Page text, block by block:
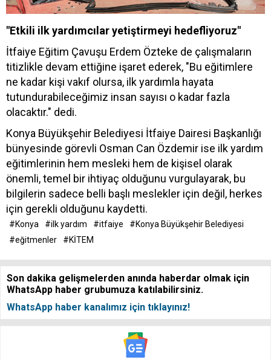
"Etkili ilk yardımcılar yetiştirmeyi hedefliyoruz"
İtfaiye Eğitim Çavuşu Erdem Özteke de çalışmaların
titizlikle devam ettiğine işaret ederek, "Bu eğitimlere
ne kadar kişi vakıf olursa, ilk yardımla hayata
tutundurabileceğimiz insan sayısı o kadar fazla
olacaktır." dedi.
Konya Büyükşehir Belediyesi İtfaiye Dairesi Başkanlığı
bünyesinde görevli Osman Can Özdemir ise ilk yardım
eğitimlerinin hem mesleki hem de kişisel olarak
önemli, temel bir ihtiyaç olduğunu vurgulayarak, bu
bilgilerin sadece belli başlı meslekler için değil, herkes
için gerekli olduğunu kaydetti.
#Konya #ilk yardım #itfaiye
#Konya Büyükşehir Belediyesi
#eğitmenler
#KİTEM
Son dakika gelişmelerden anında haberdar olmak için
WhatsApp haber grubumuza katılabilirsiniz.
WhatsApp haber kanalımız için tıklayınız!